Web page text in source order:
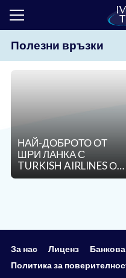
ТОП ОФЕРТИ
КРУИЗИ
LAST MINUTE
ТРАНСФЕРИ
Полезни връзки
НАЙ-ДОБРОТО ОТ
ШРИ ЛАНКА С
TURKISH AIRLINES ОТ
ВАРНА - 7 НОЩУВКИ
За нас Лиценз
Политика за